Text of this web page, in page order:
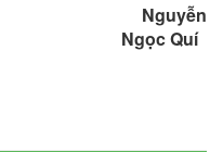
Nguyễn
Ngọc Quí